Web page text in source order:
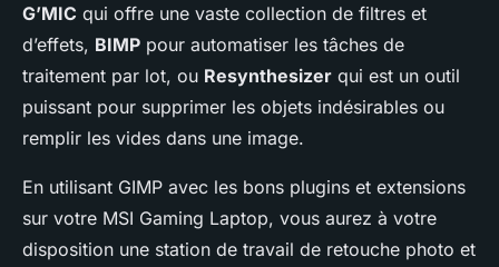
G’MIC qui offre une vaste collection de filtres et
d’effets, BIMP pour automatiser les tâches de
traitement par lot, ou Resynthesizer qui est un outil
puissant pour supprimer les objets indésirables ou
remplir les vides dans une image.
En utilisant GIMP avec les bons plugins et extensions
sur votre MSI Gaming Laptop, vous aurez à votre
disposition une station de travail de retouche photo et